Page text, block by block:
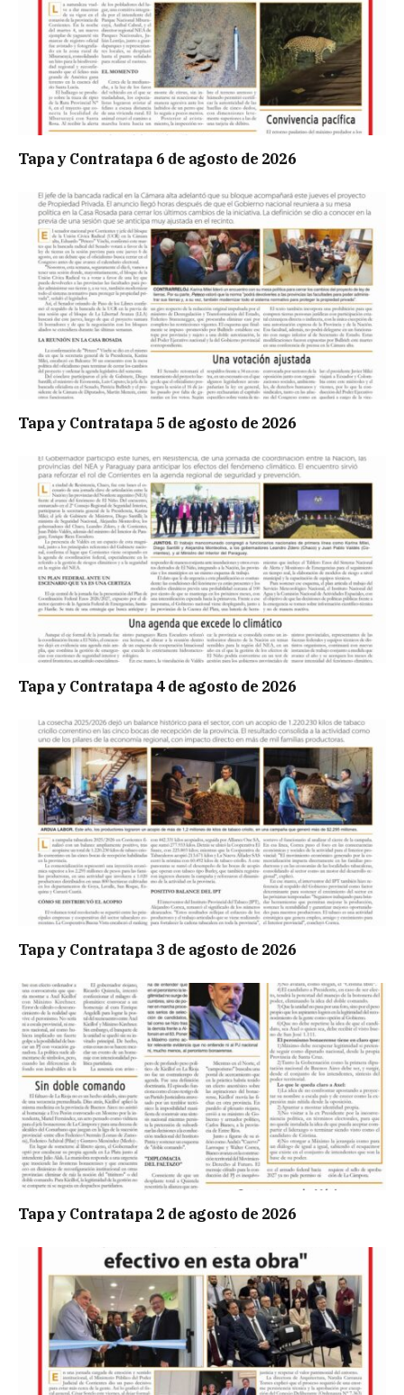
Tapa y Contratapa 6 de agosto de 2026
Tapa y Contratapa 5 de agosto de 2026
Tapa y Contratapa 4 de agosto de 2026
Tapa y Contratapa 3 de agosto de 2026
Tapa y Contratapa 2 de agosto de 2026